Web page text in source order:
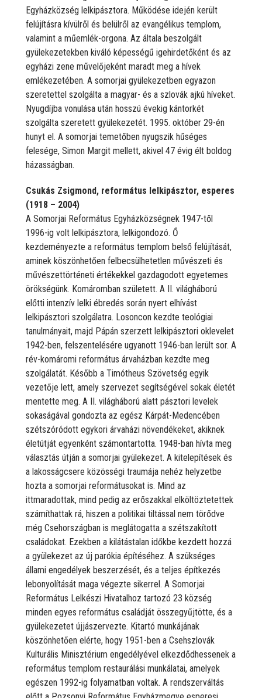
Egyházközség lelkipásztora. Működése idején került
felújításra kívülről és belülről az evangélikus templom,
valamint a műemlék-orgona. Az általa beszolgált
gyülekezetekben kiváló képességű igehirdetőként és az
egyházi zene művelőjeként maradt meg a hívek
emlékezetében. A somorjai gyülekezetben egyazon
szeretettel szolgálta a magyar- és a szlovák ajkú híveket.
Nyugdíjba vonulása után hosszú évekig kántorkét
szolgálta szeretett gyülekezetét. 1995. október 29-én
hunyt el. A somorjai temetőben nyugszik hűséges
felesége, Simon Margit mellett, akivel 47 évig élt boldog
házasságban.
Csukás Zsigmond, református lelkipásztor, esperes
(1918 – 2004)
A Somorjai Református Egyházközségnek 1947-től
1996-ig volt lelkipásztora, lelkigondozó. Ő
kezdeményezte a református templom belső felújítását,
aminek köszönhetően felbecsülhetetlen művészeti és
művészettörténeti értékekkel gazdagodott egyetemes
örökségünk. Komáromban született. A II. világháború
előtti intenzív lelki ébredés során nyert elhívást
lelkipásztori szolgálatra. Losoncon kezdte teológiai
tanulmányait, majd Pápán szerzett lelkipásztori oklevelet
1942-ben, felszentelésére ugyanott 1946-ban lerült sor. A
rév-komáromi református árvaházban kezdte meg
szolgálatát. Később a Timótheus Szövetség egyik
vezetője lett, amely szervezet segítségével sokak életét
mentette meg. A II. világháború alatt pásztori levelek
sokaságával gondozta az egész Kárpát-Medencében
szétszóródott egykori árvaházi növendékeket, akiknek
életútját egyenként számontartotta. 1948-ban hívta meg
választás útján a somorjai gyülekezet. A kitelepítések és
a lakosságcsere közösségi traumája nehéz helyzetbe
hozta a somorjai reformátusokat is. Mind az
ittmaradottak, mind pedig az erőszakkal elköltöztetettek
számíthattak rá, hiszen a politikai tiltással nem törődve
még Csehországban is meglátogatta a szétszakított
családokat. Ezekben a kilátástalan időkbe kezdett hozzá
a gyülekezet az új parókia építéséhez. A szükséges
állami engedélyek beszerzését, és a teljes építkezés
lebonyolítását maga végezte sikerrel. A Somorjai
Református Lelkészi Hivatalhoz tartozó 23 község
minden egyes református családját összegyűjtötte, és a
gyülekezetet újjászervezte. Kitartó munkájának
köszönhetően elérte, hogy 1951-ben a Csehszlovák
Kulturális Minisztérium engedélyével elkezdődhessenek a
református templom restaurálási munkálatai, amelyek
egészen 1992-ig folyamatban voltak. A rendszerváltás